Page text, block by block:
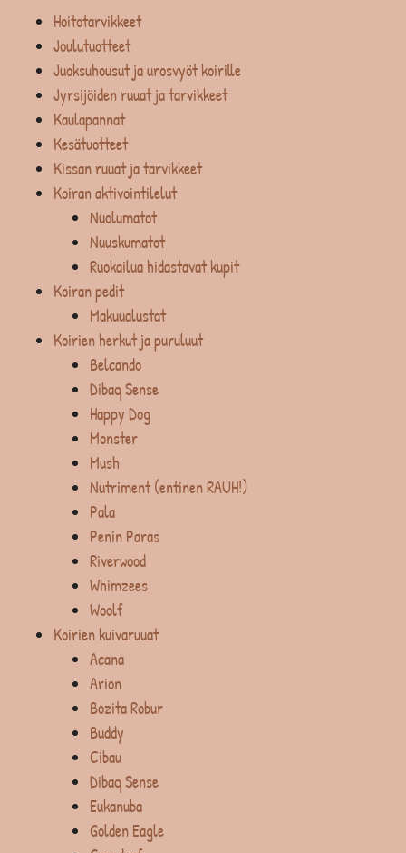
Hoitotarvikkeet
Joulutuotteet
Juoksuhousut ja urosvyöt koirille
Jyrsijöiden ruuat ja tarvikkeet
Kaulapannat
Kesätuotteet
Kissan ruuat ja tarvikkeet
Koiran aktivointilelut
Nuolumatot
Nuuskumatot
Ruokailua hidastavat kupit
Koiran pedit
Makuualustat
Koirien herkut ja puruluut
Belcando
Dibaq Sense
Happy Dog
Monster
Mush
Nutriment (entinen RAUH!)
Pala
Penin Paras
Riverwood
Whimzees
Woolf
Koirien kuivaruuat
Acana
Arion
Bozita Robur
Buddy
Cibau
Dibaq Sense
Eukanuba
Golden Eagle